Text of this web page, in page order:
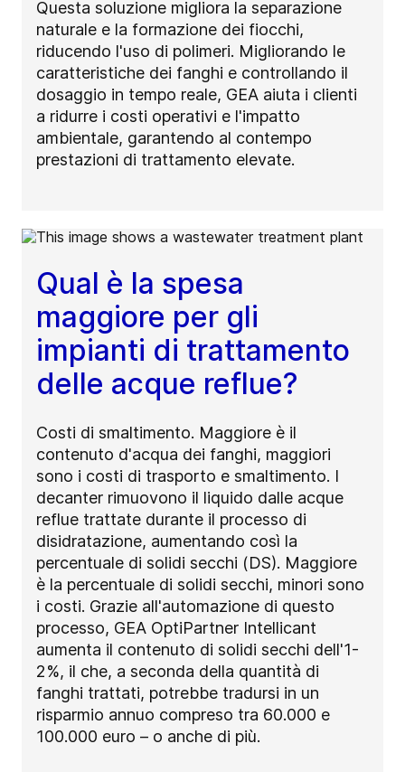
Questa soluzione migliora la separazione
naturale e la formazione dei fiocchi,
riducendo l'uso di polimeri. Migliorando le
caratteristiche dei fanghi e controllando il
dosaggio in tempo reale, GEA aiuta i clienti
a ridurre i costi operativi e l'impatto
ambientale, garantendo al contempo
prestazioni di trattamento elevate.
Qual è la spesa
maggiore per gli
impianti di trattamento
delle acque reflue?
Costi di smaltimento. Maggiore è il
contenuto d'acqua dei fanghi, maggiori
sono i costi di trasporto e smaltimento. I
decanter rimuovono il liquido dalle acque
reflue trattate durante il processo di
disidratazione, aumentando così la
percentuale di solidi secchi (DS). Maggiore
è la percentuale di solidi secchi, minori sono
i costi. Grazie all'automazione di questo
processo, GEA OptiPartner Intellicant
aumenta il contenuto di solidi secchi dell'1-
2%, il che, a seconda della quantità di
fanghi trattati, potrebbe tradursi in un
risparmio annuo compreso tra 60.000 e
100.000 euro – o anche di più.